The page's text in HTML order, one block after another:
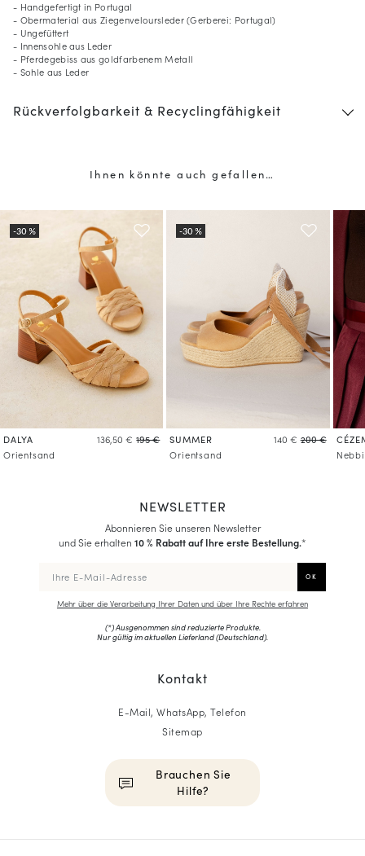
- Handgefertigt in Portugal
- Obermaterial aus Ziegenveloursleder (Gerberei: Portugal)
- Ungefüttert
- Innensohle aus Leder
- Pferdegebiss aus goldfarbenem Metall
- Sohle aus Leder
Rückverfolgbarkeit & Recyclingfähigkeit
Ihnen könnte auch gefallen…
DALYA 136,50 € 195 €
Orientsand
SUMMER 140 € 200 €
Orientsand
NEWSLETTER
Abonnieren Sie unseren Newsletter
und Sie erhalten 10 % Rabatt auf Ihre erste Bestellung.*
Mehr über die Verarbeitung Ihrer Daten und über Ihre Rechte erfahren
(*) Ausgenommen sind reduzierte Produkte.
Nur gültig im aktuellen Lieferland (Deutschland).
Kontakt
E-Mail, WhatsApp, Telefon
Sitemap
Brauchen Sie
Hilfe?